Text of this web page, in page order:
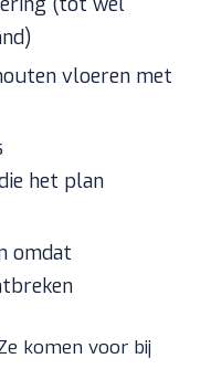
vloeren met
het plan
omdat
komen voor bij